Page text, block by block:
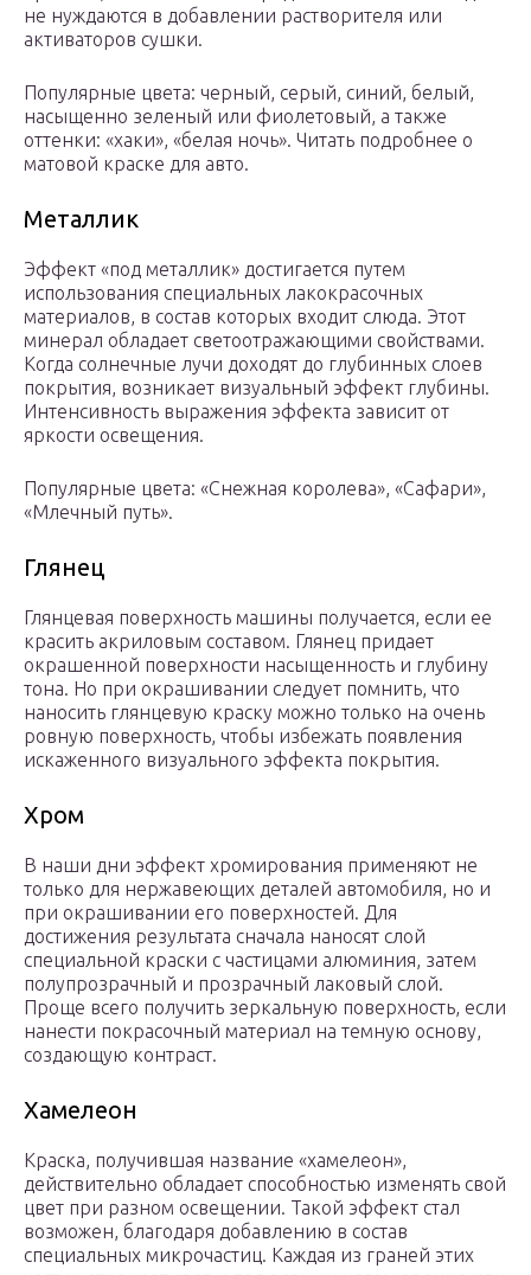
не нуждаются в добавлении растворителя или
активаторов сушки.
Популярные цвета: черный, серый, синий, белый,
насыщенно зеленый или фиолетовый, а также
оттенки: «хаки», «белая ночь». Читать подробнее о
матовой краске для авто.
Металлик
Эффект «под металлик» достигается путем
использования специальных лакокрасочных
материалов, в состав которых входит слюда. Этот
минерал обладает светоотражающими свойствами.
Когда солнечные лучи доходят до глубинных слоев
покрытия, возникает визуальный эффект глубины.
Интенсивность выражения эффекта зависит от
яркости освещения.
Популярные цвета: «Снежная королева», «Сафари»,
«Млечный путь».
Глянец
Глянцевая поверхность машины получается, если ее
красить акриловым составом. Глянец придает
окрашенной поверхности насыщенность и глубину
тона. Но при окрашивании следует помнить, что
наносить глянцевую краску можно только на очень
ровную поверхность, чтобы избежать появления
искаженного визуального эффекта покрытия.
Хром
В наши дни эффект хромирования применяют не
только для нержавеющих деталей автомобиля, но и
при окрашивании его поверхностей. Для
достижения результата сначала наносят слой
специальной краски с частицами алюминия, затем
полупрозрачный и прозрачный лаковый слой.
Проще всего получить зеркальную поверхность, если
нанести покрасочный материал на темную основу,
создающую контраст.
Хамелеон
Краска, получившая название «хамелеон»,
действительно обладает способностью изменять свой
цвет при разном освещении. Такой эффект стал
возможен, благодаря добавлению в состав
специальных микрочастиц. Каждая из граней этих